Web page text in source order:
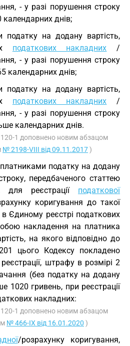
- у разі порушення строку
календарних днів;
податку на додану вартість,
податкових накладних /
- у разі порушення строку
календарних днів;
податку на додану вартість,
податкових накладних /
- у разі порушення строку
календарних днів.
120-1 доповнено новим абзацом
№ 2198-VIII від 09.11.2017)
податку на додану
передбаченого статтею
для реєстрації податкової
коригування до такої
в Єдиному реєстрі податкових
накладення на платника
на якого відповідно до
цього Кодексу покладено
штрафу в розмірі 2
(без податку на додану
1020 гривень, при реєстрації
накладних:
120-1 доповнено новим абзацом
№ 466-IX від 16.01.2020 )
/розрахунку коригування,